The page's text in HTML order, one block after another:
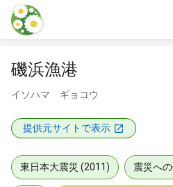
本文に飛ぶ
磯浜漁港
イソハマ ギョコウ
提供元サイトで表示
東日本大震災 (2011) 震災への